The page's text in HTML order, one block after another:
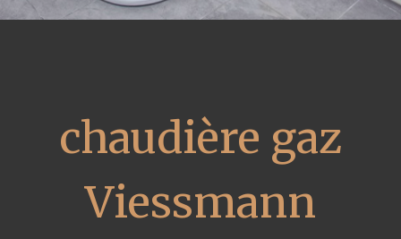
chaudière gaz
Viessmann